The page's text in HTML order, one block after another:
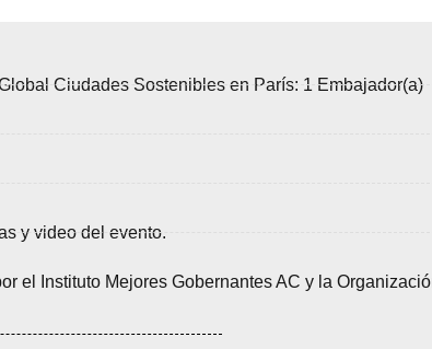
Ciudades Sostenibles en París: 1 Embajador(a)
y video del evento.
el Instituto Mejores Gobernantes AC y la